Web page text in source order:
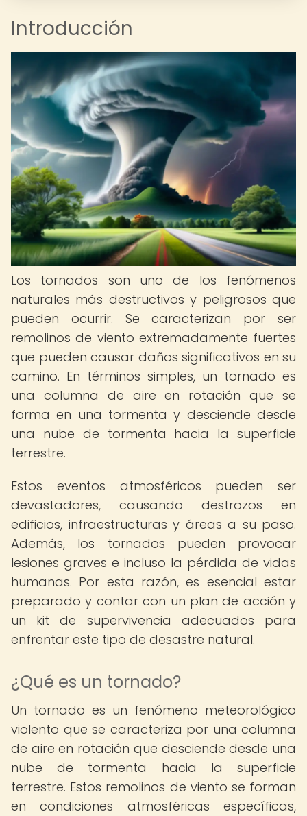
Introducción
Los tornados son uno de los fenómenos
naturales más destructivos y peligrosos que
pueden ocurrir. Se caracterizan por ser
remolinos de viento extremadamente fuertes
que pueden causar daños significativos en su
camino. En términos simples, un tornado es
una columna de aire en rotación que se
forma en una tormenta y desciende desde
una nube de tormenta hacia la superficie
terrestre.
Estos eventos atmosféricos pueden ser
devastadores, causando destrozos en
edificios, infraestructuras y áreas a su paso.
Además, los tornados pueden provocar
lesiones graves e incluso la pérdida de vidas
humanas. Por esta razón, es esencial estar
preparado y contar con un plan de acción y
un kit de supervivencia adecuados para
enfrentar este tipo de desastre natural.
¿Qué es un tornado?
Un tornado es un fenómeno meteorológico
violento que se caracteriza por una columna
de aire en rotación que desciende desde una
nube de tormenta hacia la superficie
terrestre. Estos remolinos de viento se forman
en condiciones atmosféricas específicas,